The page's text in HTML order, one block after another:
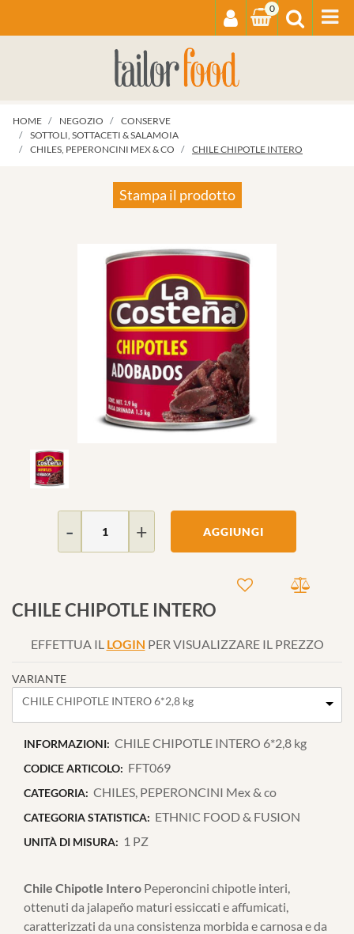
0
HOME NEGOZIO
CONSERVE
SOTTOLI, SOTTACETI & SALAMOIA
CHILES, PEPERONCINI MEX & CO
CHILE CHIPOTLE INTERO
Stampa il prodotto
AGGIUNGI
CHILE CHIPOTLE INTERO
EFFETTUA IL LOGIN PER VISUALIZZARE IL PREZZO
VARIANTE
CHILE CHIPOTLE INTERO 6*2,8 kg
INFORMAZIONI: CHILE CHIPOTLE INTERO 6*2,8 kg
CODICE ARTICOLO: FFT069
CATEGORIA: CHILES, PEPERONCINI Mex & co
CATEGORIA STATISTICA: ETHNIC FOOD & FUSION
UNITÀ DI MISURA: 1 PZ
Chile Chipotle Intero Peperoncini chipotle interi,
ottenuti da jalapeño maturi essiccati e affumicati,
caratterizzati da una consistenza morbida e carnosa e da